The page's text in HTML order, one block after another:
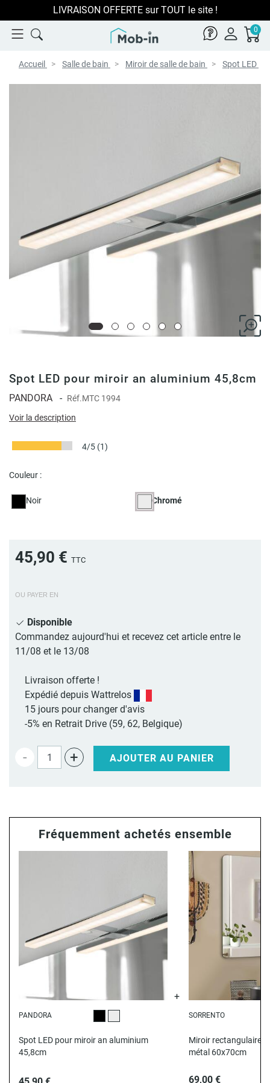
LIVRAISON OFFERTE sur TOUT le site !
0
Accueil Salle de bain Miroir de salle de bain Spot LED
Spot LED pour miroir an aluminium 45,8cm
PANDORA - Réf.MTC 1994
Voir la description
4/5 (1)
Couleur :
Noir Chromé
45,90 € TTC
OU PAYER EN
Disponible
Commandez aujourd'hui et recevez cet article entre le
11/08 et le 13/08
Livraison offerte !
Expédié depuis Wattrelos
15 jours pour changer d'avis
-5% en Retrait Drive (59, 62, Belgique)
- + AJOUTER AU PANIER
Fréquemment achetés ensemble
PANDORA
NoirChromé
Spot LED pour miroir an aluminium
45,8cm
SORRENTO
Miroir rectangulaire
métal 60x70cm
69,00 €